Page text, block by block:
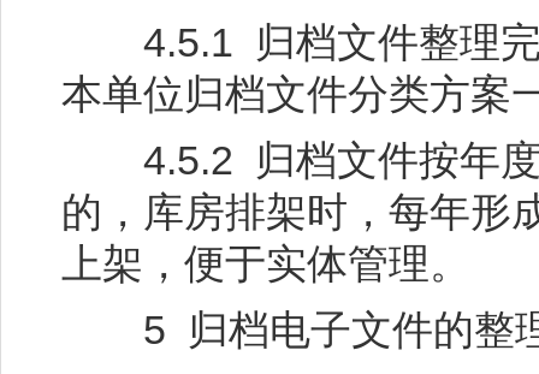
4.5.1 归档文件整理完
本单位归档文件分类方案
4.5.2 归档文件按年度
的，库房排架时，每年形
上架，便于实体管理。
5 归档电子文件的整